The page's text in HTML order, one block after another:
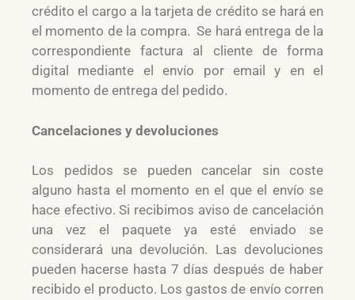
crédito el cargo a la tarjeta de crédito se hará en
el momento de la compra. Se hará entrega de la
correspondiente factura al cliente de forma
digital mediante el envío por email y en el
momento de entrega del pedido.
Cancelaciones y devoluciones
Los pedidos se pueden cancelar sin coste
alguno hasta el momento en el que el envío se
hace efectivo. Si recibimos aviso de cancelación
una vez el paquete ya esté enviado se
considerará una devolución. Las devoluciones
pueden hacerse hasta 7 días después de haber
recibido el producto. Los gastos de envío corren